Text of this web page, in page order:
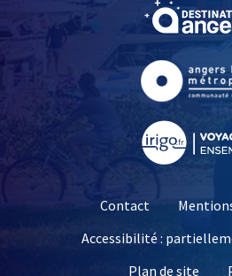
Contact
Accessibilité :
Plan de site